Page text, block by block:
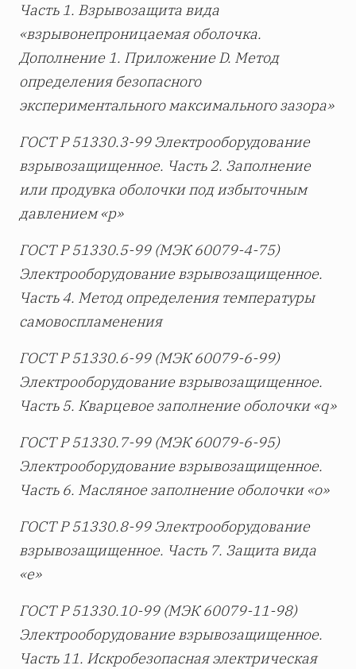
Часть 1. Взрывозащита вида
«взрывонепроницаемая оболочка.
Дополнение 1. ПриложениеD. Метод
определения безопасного
экспериментального максимального зазора»
ГОСТ Р 51330.3-99 Электрооборудование
взрывозащищенное. Часть 2. Заполнение
или продувка оболочки под избыточным
давлением «р»
ГОСТ Р 51330.5-99 (МЭК 60079-4-75)
Электрооборудование взрывозащищенное.
Часть 4. Метод определения температуры
самовоспламенения
ГОСТ Р 51330.6-99 (МЭК 60079-6-99)
Электрооборудование взрывозащищенное.
Часть 5. Кварцевое заполнение оболочки «q»
ГОСТ Р 51330.7-99 (МЭК 60079-6-95)
Электрооборудование взрывозащищенное.
Часть 6. Масляное заполнение оболочки «о»
ГОСТ Р 51330.8-99 Электрооборудование
взрывозащищенное. Часть 7. Защита вида
«е»
ГОСТ Р 51330.10-99 (МЭК 60079-11-98)
Электрооборудование взрывозащищенное.
Часть 11. Искробезопасная электрическая